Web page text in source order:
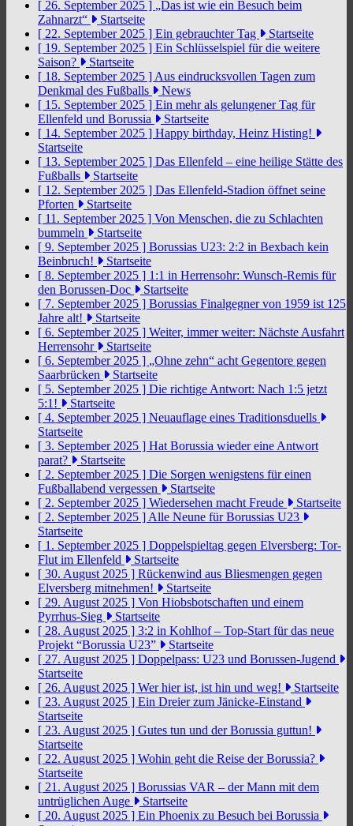
[ 26. September 2025 ] „Das ist wie ein Besuch beim
Zahnarzt“
Startseite
[ 22. September 2025 ] Ein gebrauchter Tag
Startseite
[ 19. September 2025 ] Ein Schlüsselspiel für die weitere
Saison?
Startseite
[ 18. September 2025 ] Aus eindrucksvollen Tagen zum
Denkmal des Fußballs
News
[ 15. September 2025 ] Ein mehr als gelungener Tag für
Ellenfeld und Borussia
Startseite
[ 14. September 2025 ] Happy birthday, Heinz Histing!
Startseite
[ 13. September 2025 ] Das Ellenfeld – eine heilige Stätte des
Fußballs
Startseite
[ 12. September 2025 ] Das Ellenfeld-Stadion öffnet seine
Pforten
Startseite
[ 11. September 2025 ] Von Menschen, die zu Schlachten
bummeln
Startseite
[ 9. September 2025 ] Borussias U23: 2:2 in Bexbach kein
Beinbruch!
Startseite
[ 8. September 2025 ] 1:1 in Herrensohr: Wunsch-Remis für
den Borussen-Doc
Startseite
[ 7. September 2025 ] Borussias Finalgegner von 1959 ist 125
Jahre alt!
Startseite
[ 6. September 2025 ] Weiter, immer weiter: Nächste Ausfahrt
Herrensohr
Startseite
[ 6. September 2025 ] „Ohne zehn“ acht Gegentore gegen
Saarbrücken
Startseite
[ 5. September 2025 ] Die richtige Antwort: Nach 1:5 jetzt
5:1!
Startseite
[ 4. September 2025 ] Neuauflage eines Traditionsduells
Startseite
[ 3. September 2025 ] Hat Borussia wieder eine Antwort
parat?
Startseite
[ 2. September 2025 ] Die Sorgen wenigstens für einen
Fußballabend vergessen
Startseite
[ 2. September 2025 ] Wiedersehen macht Freude
Startseite
[ 2. September 2025 ] Alle Neune für Borussias U23
Startseite
[ 1. September 2025 ] Doppelspieltag gegen Elversberg: Tor-
Flut im Ellenfeld
Startseite
[ 30. August 2025 ] Rückenwind aus Bliesmengen gegen
Elversberg mitnehmen!
Startseite
[ 29. August 2025 ] Von Hiobsbotschaften und einem
Pyrrhus-Sieg
Startseite
[ 28. August 2025 ] 3:2 in Kohlhof – Top-Start für das neue
Projekt “Borussia U23”
Startseite
[ 27. August 2025 ] Doppelpass: U23 und Borussen-Jugend
Startseite
[ 26. August 2025 ] Wer hier ist, ist hin und weg!
Startseite
[ 23. August 2025 ] Ein Dreier zum Jänicke-Einstand
Startseite
[ 23. August 2025 ] Gutes tun und der Borussia guttun!
Startseite
[ 22. August 2025 ] Wohin geht die Reise der Borussia?
Startseite
[ 21. August 2025 ] Borussias VAR – der Mann mit dem
untrüglichen Auge
Startseite
[ 20. August 2025 ] Ein Phoenix zu Besuch bei Borussia